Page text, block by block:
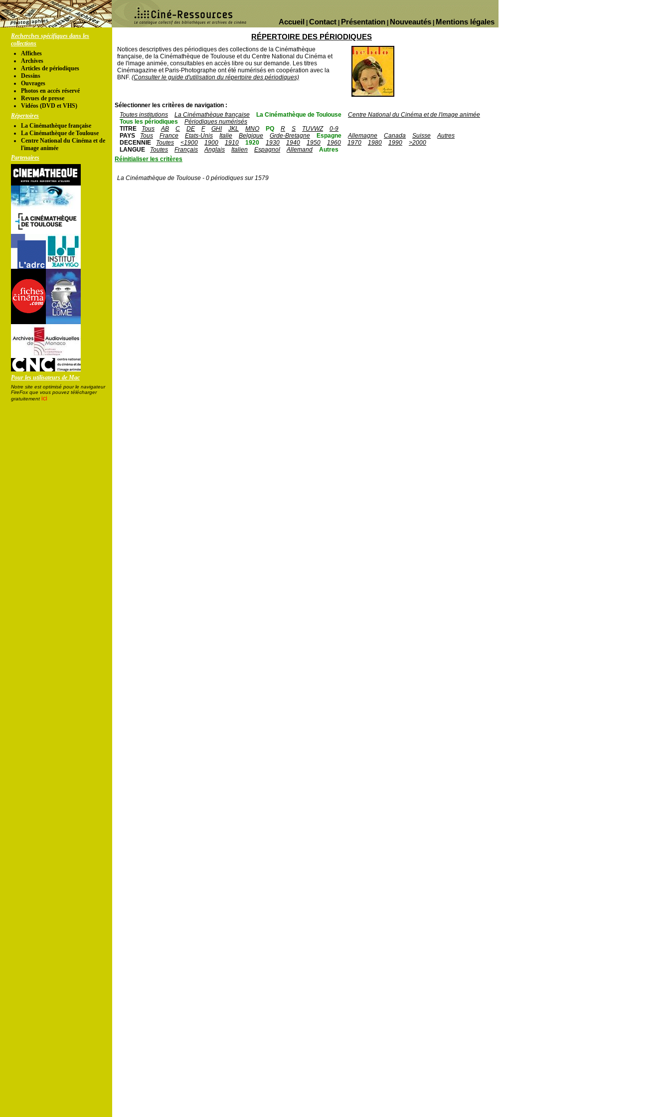
Mentions légales
Nouveautés
Présentation
Contact
Accueil
Recherches spécifiques dans les
collections
Affiches
Archives
Articles de périodiques
Dessins
Ouvrages
Photos en accés réservé
Revues de presse
Vidéos (DVD et VHS)
Répertoires
La Cinémathèque française
La Cinémathèque de Toulouse
Centre National du Cinéma et de
l'image animée
Partenaires
Pour les utilisateurs de Mac
Notre site est optimisé pour le navigateur
FireFox que vous pouvez télécharger
gratuitement ici
RÉPERTOIRE DES PÉRIODIQUES
Notices descriptives des périodiques des collections de la Cinémathèque
française, de la Cinémathèque de Toulouse et du Centre National du Cinéma et
de l'image animée, consultables en accès libre ou sur demande. Les titres
Cinémagazine et Paris-Photographe ont été numérisés en coopération avec la
BNF. (Consulter le guide d'utilisation du répertoire des périodiques)
Sélectionner les critères de navigation :
Toutes institutions
La Cinémathèque française La Cinémathèque de Toulouse
Centre National du Cinéma et de l'image animée
Tous les périodiques
Périodiques numérisés
TITRE
Tous AB C DE F GHI JKL MNO PQ R S TUVWZ
0-9
PAYS
Tous France Etats-Unis Italie Belgique Grde-Bretagne Espagne Allemagne Canada Suisse
Autres
DECENNIE
Toutes <1900 1900 1910 1920 1930 1940 1950 1960 1970 1980 1990
>2000
LANGUE
Toutes Français Anglais Italien Espagnol Allemand
Autres
Réinitialiser les critères
La Cinémathèque de Toulouse - 0 périodiques sur 1579